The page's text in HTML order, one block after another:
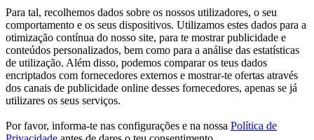
Para tal, recolhemos dados sobre os nossos utilizadores, o seu
comportamento e os seus dispositivos. Utilizamos estes dados para a
otimização contínua do nosso site, para te mostrar publicidade e
conteúdos personalizados, bem como para a análise das estatísticas
de utilização. Além disso, podemos comparar os teus dados
encriptados com fornecedores externos e mostrar-te ofertas através
dos canais de publicidade online desses fornecedores, apenas se já
utilizares os seus serviços.
Por favor, informa-te nas configurações e na nossa Política de